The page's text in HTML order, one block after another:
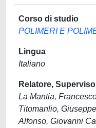
Corso di studio
POLIMERI E
Lingua
Italiano
Relatore,
La Mantia,
Titomanlio, Giuseppe
Alfonso, Giovanni